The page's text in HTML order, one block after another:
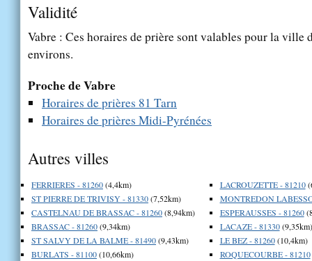
Validité
Vabre : Ces horaires de prière sont valables pour la ville
environs.
Proche de Vabre
Horaires de prières 81 Tarn
Horaires de prières Midi-Pyrénées
Autres villes
FERRIERES - 81260(4,4km)
ST PIERRE DE TRIVISY - 81330(7,52km)
CASTELNAU DE BRASSAC - 81260(8,94km)
BRASSAC - 81260(9,34km)
ST SALVY DE LA BALME - 81490(9,43km)
BURLATS - 81100(10,66km)
LACROUZETTE - 81210
MONTREDON
ESPERAUSSES - 81260
LACAZE - 81330(9,35km)
LE BEZ - 81260(10,4km)
ROQUECOURBE - 81210